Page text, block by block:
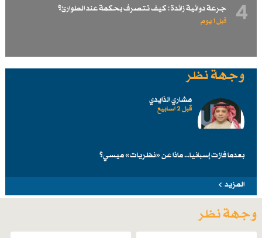
4 جرعة دوائية زائدة : كيف تتصرف بحكمة عند الطوارئ؟
قبل 1 یوم
وجهة نظر
مشاري الذايدي
قبل 2 اسابیع
بعدما فازت إسبانيا... ماذا عن «نظريات» ميسي؟
المزيد
وجهة نظر